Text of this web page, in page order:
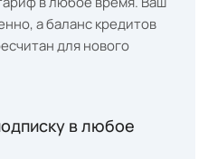
а баланс кредитов
для нового
в любое